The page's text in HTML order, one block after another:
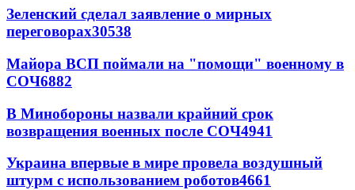
Зеленский сделал заявление о мирных
переговорах30538
Майора ВСП поймали на "помощи" военному в
СОЧ6882
В Минобороны назвали крайний срок
возвращения военных после СОЧ4941
Украина впервые в мире провела воздушный
штурм с использованием роботов4661